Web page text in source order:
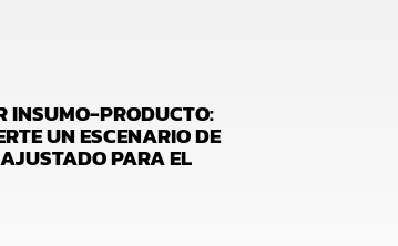
INSUMO-PRODUCTO:
UN ESCENARIO DE
PARA EL